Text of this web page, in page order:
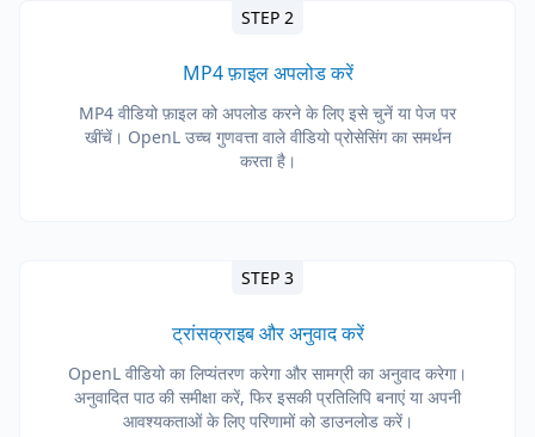
STEP 2
MP4 फ़ाइल अपलोड करें
MP4 वीडियो फ़ाइल को अपलोड करने के लिए इसे चुनें या पेज पर
खींचें। OpenL उच्च गुणवत्ता वाले वीडियो प्रोसेसिंग का समर्थन
करता है।
STEP 3
ट्रांसक्राइब और अनुवाद करें
OpenL वीडियो का लिप्यंतरण करेगा और सामग्री का अनुवाद करेगा।
अनुवादित पाठ की समीक्षा करें, फिर इसकी प्रतिलिपि बनाएं या अपनी
आवश्यकताओं के लिए परिणामों को डाउनलोड करें।